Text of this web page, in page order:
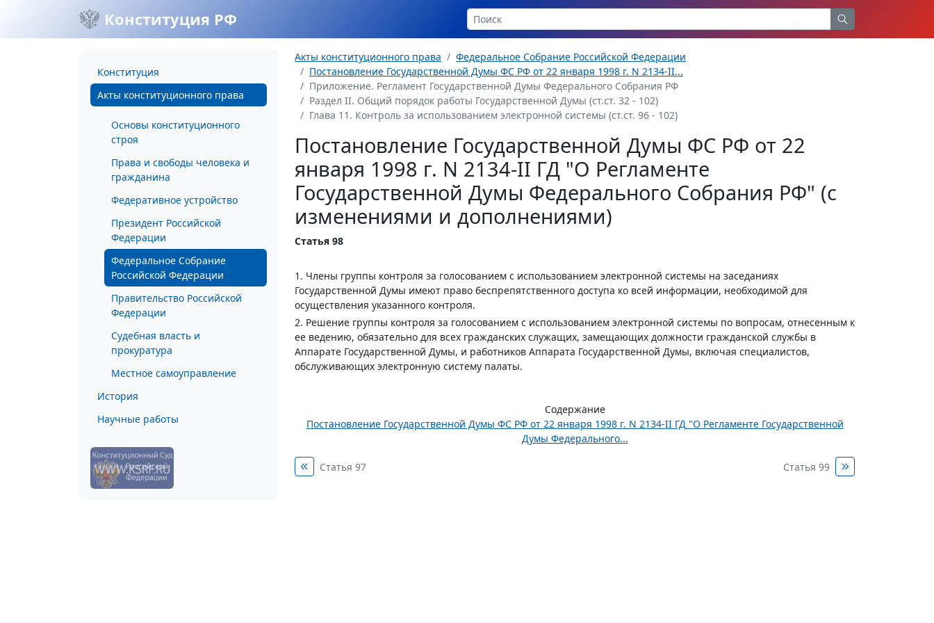
Конституция РФ
Конституция
Акты конституционного права
Основы конституционного
строя
Права и свободы человека и
гражданина
Федеративное устройство
Президент Российской
Федерации
Федеральное Собрание
Российской Федерации
Правительство Российской
Федерации
Судебная власть и
прокуратура
Местное самоуправление
История
Научные работы
Акты конституционного права
Федеральное Собрание Российской Федерации
Постановление Государственной Думы ФС РФ от 22 января 1998 г. N 2134-II...
Приложение. Регламент Государственной Думы Федерального Собрания РФ
Раздел II. Общий порядок работы Государственной Думы (ст.ст. 32 - 102)
Глава 11. Контроль за использованием электронной системы (ст.ст. 96 - 102)
Постановление Государственной Думы ФС РФ от 22
января 1998 г. N 2134-II ГД "О Регламенте
Государственной Думы Федерального Собрания РФ" (с
изменениями и дополнениями)
Статья 98
1. Члены группы контроля за голосованием с использованием электронной системы на заседаниях
Государственной Думы имеют право беспрепятственного доступа ко всей информации, необходимой для
осуществления указанного контроля.
2. Решение группы контроля за голосованием с использованием электронной системы по вопросам, отнесенным к
ее ведению, обязательно для всех гражданских служащих, замещающих должности гражданской службы в
Аппарате Государственной Думы, и работников Аппарата Государственной Думы, включая специалистов,
обслуживающих электронную систему палаты.
Содержание
Постановление Государственной Думы ФС РФ от 22 января 1998 г. N 2134-II ГД "О Регламенте Государственной
Думы Федерального...
Статья 97 Статья 99